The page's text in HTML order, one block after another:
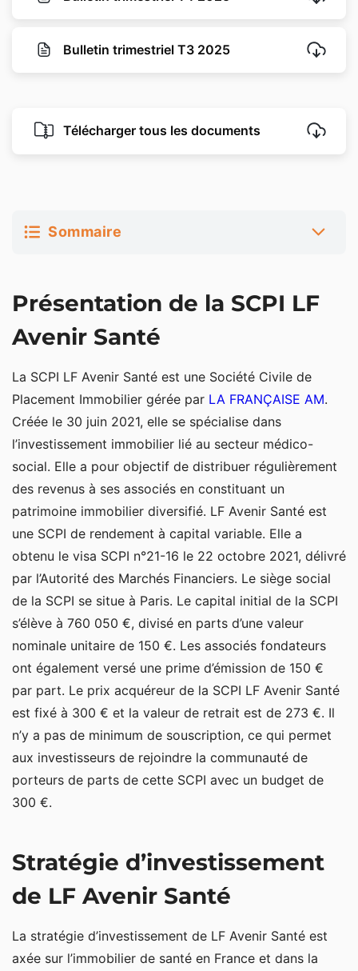
Bulletin trimestriel T3 2025
Télécharger tous les documents
Sommaire
Stratégie d’investissement de LF Avenir Santé
Présentation de la SCPI LF
Avenir Santé
La SCPI LF Avenir Santé est une Société Civile de
Placement Immobilier gérée par LA FRANÇAISE AM.
Créée le 30 juin 2021, elle se spécialise dans
l’investissement immobilier lié au secteur médico-
social. Elle a pour objectif de distribuer régulièrement
des revenus à ses associés en constituant un
patrimoine immobilier diversifié. LF Avenir Santé est
une SCPI de rendement à capital variable. Elle a
obtenu le visa SCPI n°21-16 le 22 octobre 2021, délivré
par l’Autorité des Marchés Financiers. Le siège social
de la SCPI se situe à Paris. Le capital initial de la SCPI
s’élève à 760 050 €, divisé en parts d’une valeur
nominale unitaire de 150 €. Les associés fondateurs
ont également versé une prime d’émission de 150 €
par part. Le prix acquéreur de la SCPI LF Avenir Santé
est fixé à 300 € et la valeur de retrait est de 273 €. Il
n’y a pas de minimum de souscription, ce qui permet
aux investisseurs de rejoindre la communauté de
porteurs de parts de cette SCPI avec un budget de
300 €.
Stratégie d’investissement
de LF Avenir Santé
La stratégie d’investissement de LF Avenir Santé est
axée sur l’immobilier de santé en France et dans la